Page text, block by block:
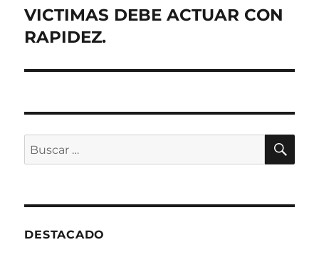
VICTIMAS DEBE ACTUAR CON
RAPIDEZ.
Buscar
por:
DESTACADO